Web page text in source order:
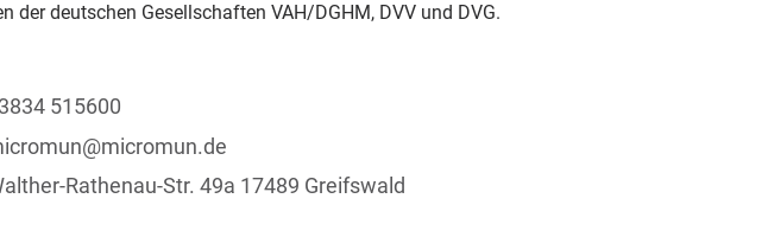
der deutschen Gesellschaften VAH/DGHM, DVV und DVG.
515600
Rathenau-Str. 49a 17489 Greifswald